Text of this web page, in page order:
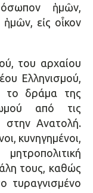
ἡμῶν,
ἡμῶν, εἰς οἶκον
του αρχαίου
Ελληνισμού,
το δράμα της
από τις
στην Ανατολή.
κυνηγημένοι,
τους, καθώς
τυραγνισμένο